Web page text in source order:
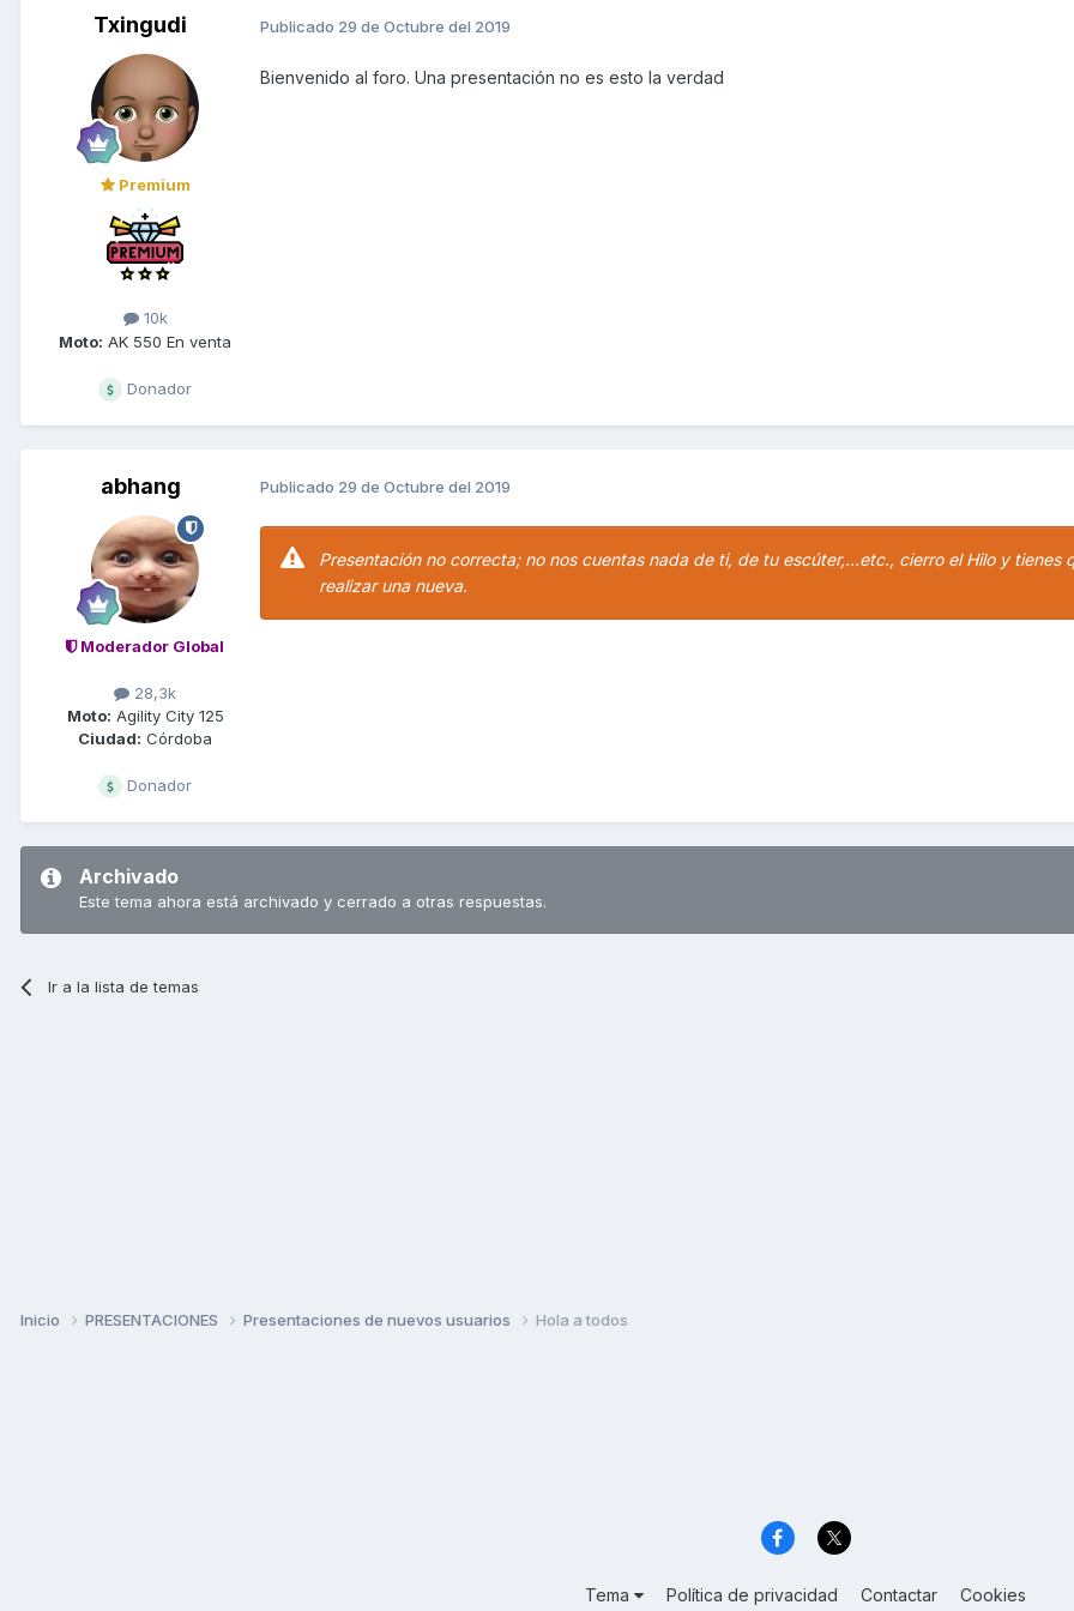
Txingudi
Premium
10k
Moto: AK 550 En venta
Donador
Publicado 29 de Octubre del 2019
Bienvenido al foro. Una presentación no es esto la verdad
abhang
Moderador Global
28,3k
Moto: Agility City 125
Ciudad: Córdoba
Donador
Publicado 29 de Octubre del 2019
Presentación no correcta; no nos cuentas nada de ti, de tu escúter,...etc., cierro el Hilo y tienes
realizar una nueva.
Archivado
Este tema ahora está archivado y cerrado a otras respuestas.
Ir a la lista de temas
Inicio PRESENTACIONES Presentaciones de nuevos usuarios Hola a todos
Tema Política de privacidad Contactar Cookies